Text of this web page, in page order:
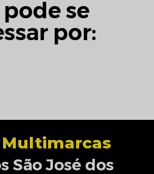
pode se
por:
Multimarcas
São José dos